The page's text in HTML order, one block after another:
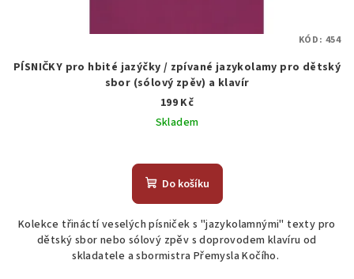
PÍSNIČKY pro hbité jazýčky / zpívané jazykolamy pro dětský
sbor (sólový zpěv) a klavír
199 Kč
Skladem
Do košíku
Kolekce třináctí veselých písniček s "jazykolamnými" texty pro
dětský sbor nebo sólový zpěv s doprovodem klavíru od
skladatele a sbormistra Přemysla Kočího.
KÓD: 454